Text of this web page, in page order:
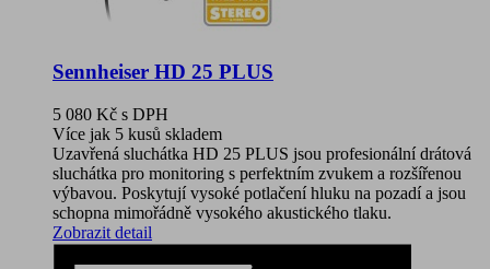
Sennheiser HD 25 PLUS
5 080 Kč s DPH
Více jak 5 kusů skladem
Uzavřená sluchátka HD 25 PLUS jsou profesionální drátová
sluchátka pro monitoring s perfektním zvukem a rozšířenou
výbavou. Poskytují vysoké potlačení hluku na pozadí a jsou
schopna mimořádně vysokého akustického tlaku.
Zobrazit detail